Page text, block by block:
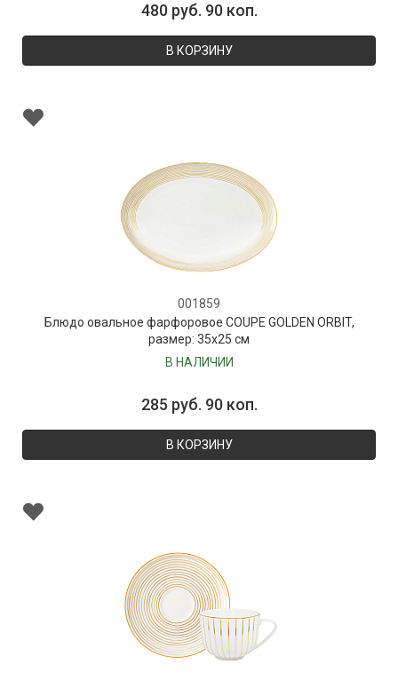
480 руб. 90 коп.
В КОРЗИНУ
001859
Блюдо овальное фарфоровое COUPE GOLDEN ORBIT,
размер: 35х25 см
В НАЛИЧИИ
285 руб. 90 коп.
В КОРЗИНУ